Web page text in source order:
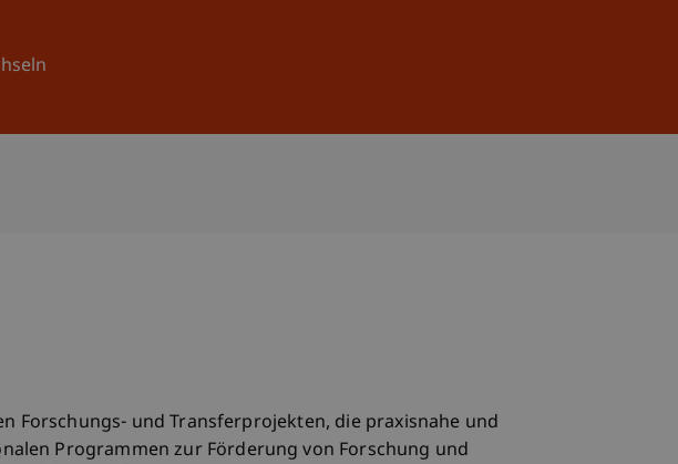
Forschungs- und Transferprojekten, die praxisnahe und
Programmen zur Förderung von Forschung und